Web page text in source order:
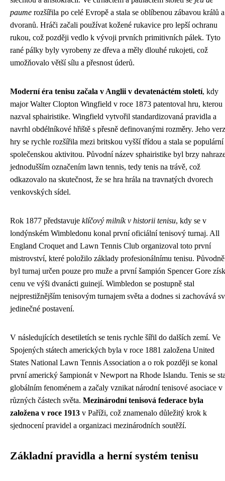
paume rozšířila po celé Evropě a stala se oblíbenou zábavou králů a
dvoranů. Hráči začali používat kožené rukavice pro lepší ochranu
rukou, což později vedlo k vývoji prvních primitivních pálek. Tyto
rané pálky byly vyrobeny ze dřeva a měly dlouhé rukojeti, což
umožňovalo větší sílu a přesnost úderů.
Moderní éra tenisu začala v Anglii v devatenáctém století, kdy
major Walter Clopton Wingfield v roce 1873 patentoval hru, kterou
nazval sphairistike. Wingfield vytvořil standardizovaná pravidla a
navrhl obdélníkové hřiště s přesně definovanými rozměry. Jeho
hry se rychle rozšířila mezi britskou vyšší třídou a stala se populární
společenskou aktivitou. Původní název sphairistike byl brzy
jednodušším označením lawn tennis, tedy tenis na trávě, což
odkazovalo na skutečnost, že se hra hrála na travnatých dvorech
venkovských sídel.
Rok 1877 představuje klíčový milník v historii tenisu, kdy se v
londýnském Wimbledonu konal první oficiální tenisový turnaj. All
England Croquet and Lawn Tennis Club organizoval toto první
mistrovství, které položilo základy profesionálnímu tenisu. Původně
byl turnaj určen pouze pro muže a první šampión Spencer Gore
cenu ve výši dvanácti guinejí. Wimbledon se postupně stal
nejprestižnějším tenisovým turnajem světa a dodnes si zachovává
jedinečné postavení.
V následujících desetiletích se tenis rychle šířil do dalších zemí. Ve
Spojených státech amerických byla v roce 1881 založena United
States National Lawn Tennis Association a o rok později se konal
první americký šampionát v Newport na Rhode Islandu. Tenis se
globálním fenoménem a začaly vznikat národní tenisové asociace v
různých částech světa. Mezinárodní tenisová federace byla
založena v roce 1913 v Paříži, což znamenalo důležitý krok k
sjednocení pravidel a organizaci mezinárodních soutěží.
Základní pravidla a herní systém tenisu